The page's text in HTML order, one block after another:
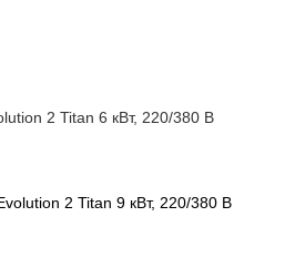
2 Titan 6 кВт, 220/380 В